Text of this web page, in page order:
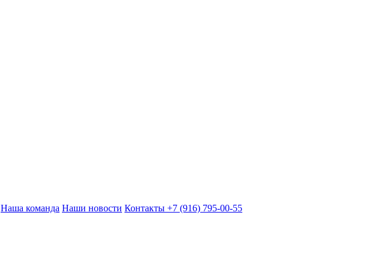
Наша команда Наши новости Контакты +7 (916) 795-00-55